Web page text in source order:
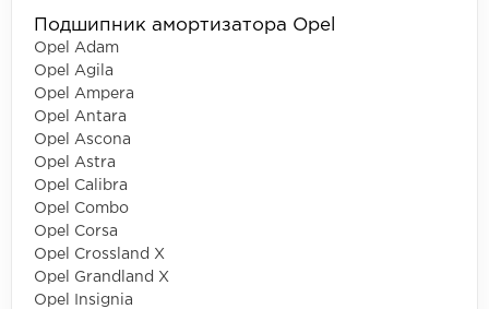
Подшипник амортизатора Opel
Opel Adam
Opel Agila
Opel Ampera
Opel Antara
Opel Ascona
Opel Astra
Opel Calibra
Opel Combo
Opel Corsa
Opel Crossland X
Opel Grandland X
Opel Insignia